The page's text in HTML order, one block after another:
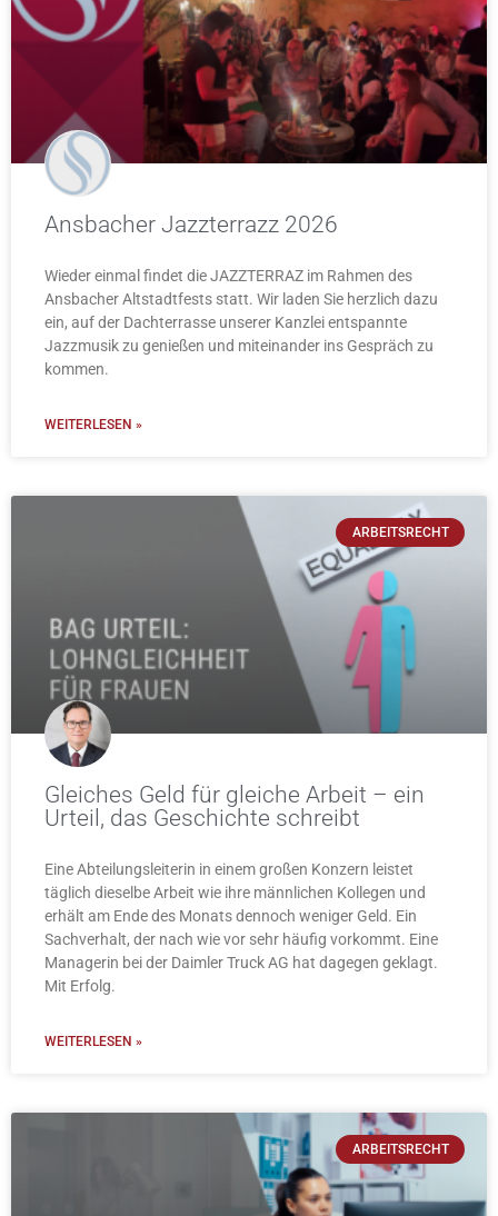
Ansbacher Jazzterrazz 2026
Wieder einmal findet die JAZZTERRAZ im Rahmen des
Ansbacher Altstadtfests statt. Wir laden Sie herzlich dazu
ein, auf der Dachterrasse unserer Kanzlei entspannte
Jazzmusik zu genießen und miteinander ins Gespräch zu
kommen.
WEITERLESEN »
ARBEITSRECHT
Gleiches Geld für gleiche Arbeit – ein
Urteil, das Geschichte schreibt
Eine Abteilungsleiterin in einem großen Konzern leistet
täglich dieselbe Arbeit wie ihre männlichen Kollegen und
erhält am Ende des Monats dennoch weniger Geld. Ein
Sachverhalt, der nach wie vor sehr häufig vorkommt. Eine
Managerin bei der Daimler Truck AG hat dagegen geklagt.
Mit Erfolg.
WEITERLESEN »
ARBEITSRECHT